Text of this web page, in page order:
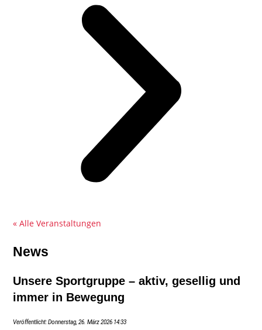
« Alle Veranstaltungen
News
Unsere Sportgruppe – aktiv, gesellig und
immer in Bewegung
Veröffentlicht: Donnerstag, 26. März 2026 14:33